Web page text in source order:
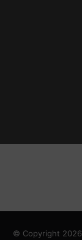
© Copyright